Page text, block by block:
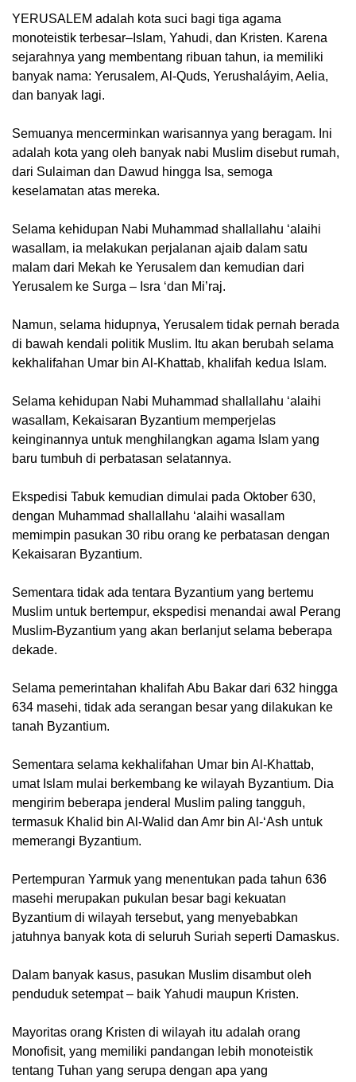
YERUSALEM adalah kota suci bagi tiga agama
monoteistik terbesar–Islam, Yahudi, dan Kristen. Karena
sejarahnya yang membentang ribuan tahun, ia memiliki
banyak nama: Yerusalem, Al-Quds, Yerushaláyim, Aelia,
dan banyak lagi.
Semuanya mencerminkan warisannya yang beragam. Ini
adalah kota yang oleh banyak nabi Muslim disebut rumah,
dari Sulaiman dan Dawud hingga Isa, semoga
keselamatan atas mereka.
Selama kehidupan Nabi Muhammad shallallahu ‘alaihi
wasallam, ia melakukan perjalanan ajaib dalam satu
malam dari Mekah ke Yerusalem dan kemudian dari
Yerusalem ke Surga – Isra ‘dan Mi’raj.
Namun, selama hidupnya, Yerusalem tidak pernah berada
di bawah kendali politik Muslim. Itu akan berubah selama
kekhalifahan Umar bin Al-Khattab, khalifah kedua Islam.
Selama kehidupan Nabi Muhammad shallallahu ‘alaihi
wasallam, Kekaisaran Byzantium memperjelas
keinginannya untuk menghilangkan agama Islam yang
baru tumbuh di perbatasan selatannya.
Ekspedisi Tabuk kemudian dimulai pada Oktober 630,
dengan Muhammad shallallahu ‘alaihi wasallam
memimpin pasukan 30 ribu orang ke perbatasan dengan
Kekaisaran Byzantium.
Sementara tidak ada tentara Byzantium yang bertemu
Muslim untuk bertempur, ekspedisi menandai awal Perang
Muslim-Byzantium yang akan berlanjut selama beberapa
dekade.
Selama pemerintahan khalifah Abu Bakar dari 632 hingga
634 masehi, tidak ada serangan besar yang dilakukan ke
tanah Byzantium.
Sementara selama kekhalifahan Umar bin Al-Khattab,
umat Islam mulai berkembang ke wilayah Byzantium. Dia
mengirim beberapa jenderal Muslim paling tangguh,
termasuk Khalid bin Al-Walid dan Amr bin Al-‘Ash untuk
memerangi Byzantium.
Pertempuran Yarmuk yang menentukan pada tahun 636
masehi merupakan pukulan besar bagi kekuatan
Byzantium di wilayah tersebut, yang menyebabkan
jatuhnya banyak kota di seluruh Suriah seperti Damaskus.
Dalam banyak kasus, pasukan Muslim disambut oleh
penduduk setempat – baik Yahudi maupun Kristen.
Mayoritas orang Kristen di wilayah itu adalah orang
Monofisit, yang memiliki pandangan lebih monoteistik
tentang Tuhan yang serupa dengan apa yang